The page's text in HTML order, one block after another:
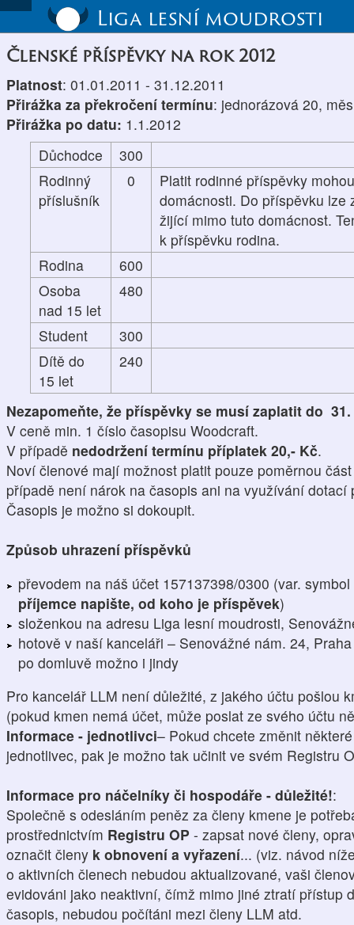
Liga lesní moudrosti
Členské příspěvky na rok 2012
Platnost: 01.01.2011 - 31.12.2011
Přirážka za překročení termínu: jednorázová 20,
Přirážka po datu: 1.1.2012
Důchodce
300
Rodinný
příslušník
0
Platit rodinné příspěvky
domácnosti. Do příspěvku lze
žijící mimo tuto domácnost.
k příspěvku rodina.
Rodina
600
Osoba
nad 15 let
480
Student
300
Dítě do
15 let
240
Nezapomeňte, že příspěvky se musí zaplatit do 31.
V ceně min. 1 číslo časopisu Woodcraft.
V případě nedodržení termínu příplatek 20,- Kč.
Noví členové mají možnost platit pouze poměrnou
případě není nárok na časopis ani na využívání dotací
Časopis je možno si dokoupit.
Způsob uhrazení příspěvků
převodem na náš účet 157137398/0300 (var.
příjemce napište, od koho je příspěvek)
složenkou na adresu Liga lesní moudrosti,
hotově v naší kanceláři – Senovážné nám. 24,
po domluvě možno i jindy
Pro kancelář LLM není důležité, z jakého účtu pošlou
(pokud kmen nemá účet, může poslat ze svého účtu
Informace - jednotlivci– Pokud chcete změnit
jednotlivec, pak je možno tak učinit ve svém Registru
Informace pro náčelníky či hospodáře - důležité!:
Společně s odesláním peněz za členy kmene je
prostřednictvím Registru OP - zapsat nové členy,
označit členy k obnovení a vyřazení... (viz. návod
o aktivních členech nebudou aktualizované, vaši
evidováni jako neaktivní, čímž mimo jiné ztratí přístup
časopis, nebudou počítáni mezi členy LLM atd.